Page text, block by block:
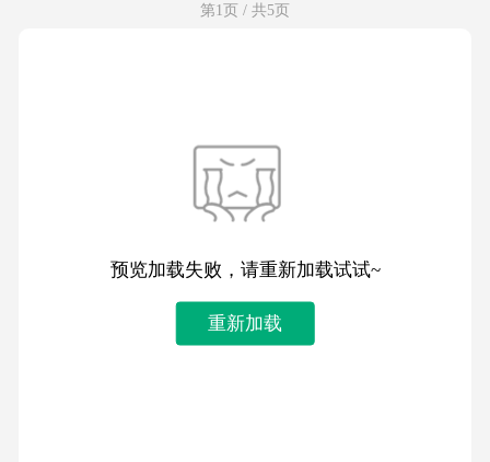
第1页 / 共5页
预览加载失败，请重新加载试试~
重新加载